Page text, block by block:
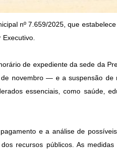
nº 7.659/2025, que
de expediente da sede da
novembro — e a suspensão de
essenciais, como saúde,
e a análise de
recursos públicos. As